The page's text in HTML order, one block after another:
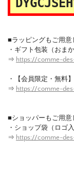
■ラッピングもご用意
・ギフト包装（おま
⇒ https://comme-
・【会員限定・無料
⇒ https://comme-
■ショッパーもご用意
・ショップ袋（ロゴ
⇒ https://comme-